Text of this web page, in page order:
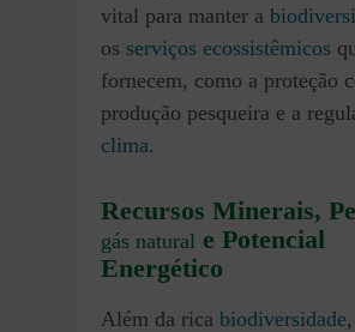
vital para manter a
os serviços ecossistêmicos
fornecem, como a proteção
produção pesqueira e a
clima.
Recursos Minerais,
gás natural e Potencial
Energético
Além da rica biodiversidade